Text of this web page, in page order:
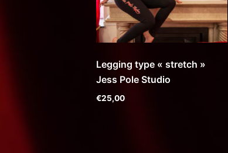
Legging type « stretch »
Jess Pole Studio
€25,00